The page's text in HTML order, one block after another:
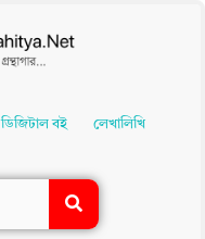
ডিজিটাল বই লেখালিখি